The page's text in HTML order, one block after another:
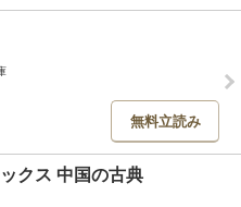
無料立読み
クス 中国の古典